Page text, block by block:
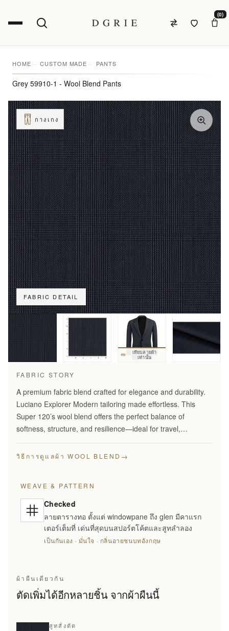
(0)
HOME CUSTOM MADE PANTS
Grey 59910-1 - Wool Blend Pants
FABRIC DETAIL
กางเกง
เทียบลายผ้า
เท่านั้น
FABRIC STORY
A premium fabric blend crafted for elegance and durability.
Luciano Explorer Modern tailoring made effortless. This
Super 120’s wool blend offers the perfect balance of
softness, structure, and resilience—ideal for travel,
วิธีการดูแลผ้า WOOL BLEND →
WEAVE & PATTERN
Checked
ลายตารางทอ ตั้งแต่ windowpane ถึง glen มีคาแรก
เตอร์เต็มที่ เด่นที่สุดบนสปอร์ตโค้ตและสูทลำลอง
เป็นกันเอง · มั่นใจ · กลิ่นอายชนบทอังกฤษ
ผ้าผืนเดียวกัน
ตัดเพิ่มได้อีกหลายชิ้น จากผ้าผืนนี้
สูทสั่งตัด